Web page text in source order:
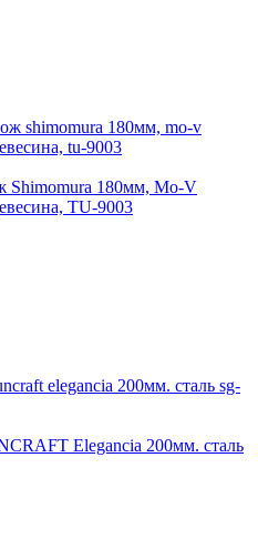
Shimomura 180мм, Mo-V
TU-9003
Elegancia 200мм. сталь